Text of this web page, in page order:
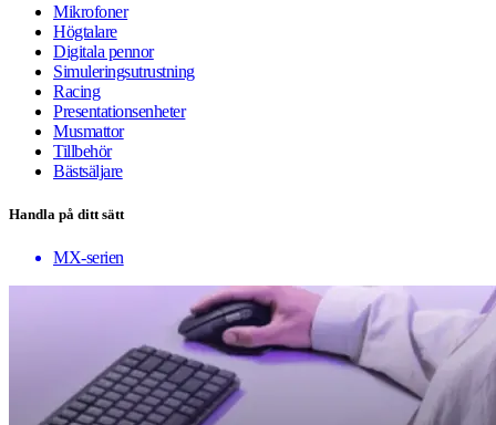
Mikrofoner
Högtalare
Digitala pennor
Simuleringsutrustning
Racing
Presentationsenheter
Musmattor
Tillbehör
Bästsäljare
Handla på ditt sätt
MX-serien